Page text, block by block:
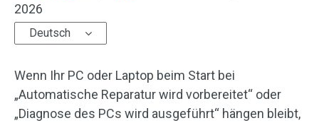
2026
Deutsch
Wenn Ihr PC oder Laptop beim Start bei
„Automatische Reparatur wird vorbereitet“ oder
„Diagnose des PCs wird ausgeführt“ hängen bleibt,